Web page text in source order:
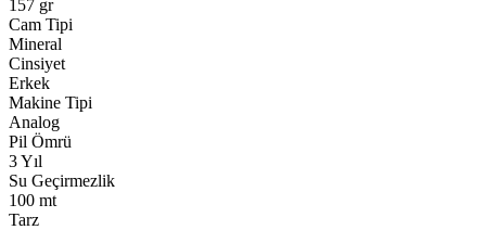
157 gr
Cam Tipi
Mineral
Cinsiyet
Erkek
Makine Tipi
Analog
Pil Ömrü
3 Yıl
Su Geçirmezlik
100 mt
Tarz